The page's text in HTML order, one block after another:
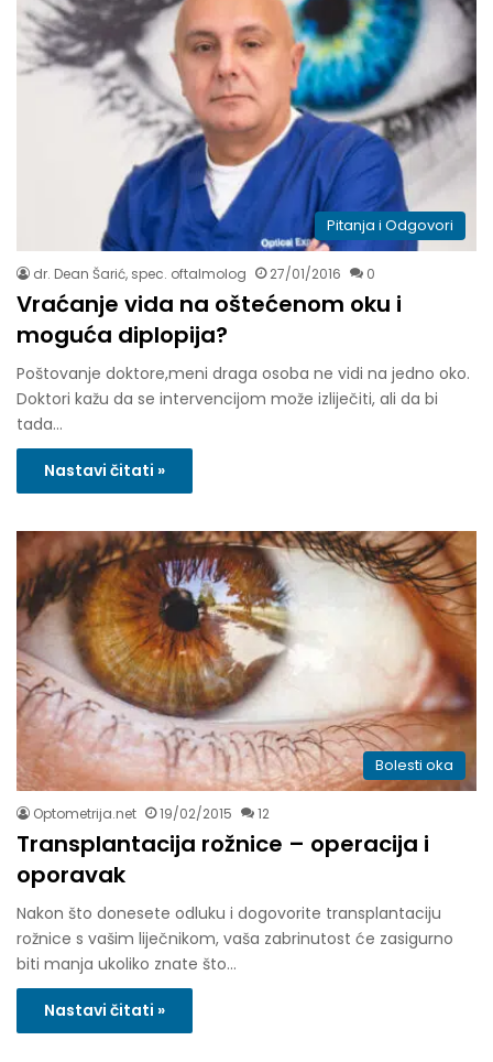
Pitanja i Odgovori
dr. Dean Šarić, spec. oftalmolog 27/01/2016 0
Vraćanje vida na oštećenom oku i
moguća diplopija?
Poštovanje doktore,meni draga osoba ne vidi na jedno oko.
Doktori kažu da se intervencijom može izliječiti, ali da bi
tada…
Nastavi čitati »
Bolesti oka
Optometrija.net 19/02/2015 12
Transplantacija rožnice – operacija i
oporavak
Nakon što donesete odluku i dogovorite transplantaciju
rožnice s vašim liječnikom, vaša zabrinutost će zasigurno
biti manja ukoliko znate što…
Nastavi čitati »